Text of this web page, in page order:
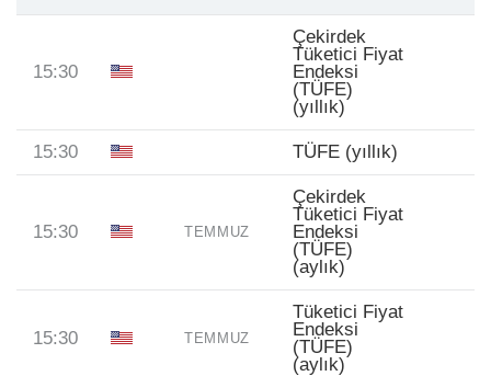
15:30
Çekirdek
Tüketici Fiyat
Endeksi
(TÜFE)
(yıllık)
15:30 TÜFE (yıllık)
15:30 TEMMUZ
Çekirdek
Tüketici Fiyat
Endeksi
(TÜFE)
(aylık)
15:30 TEMMUZ
Tüketici Fiyat
Endeksi
(TÜFE)
(aylık)